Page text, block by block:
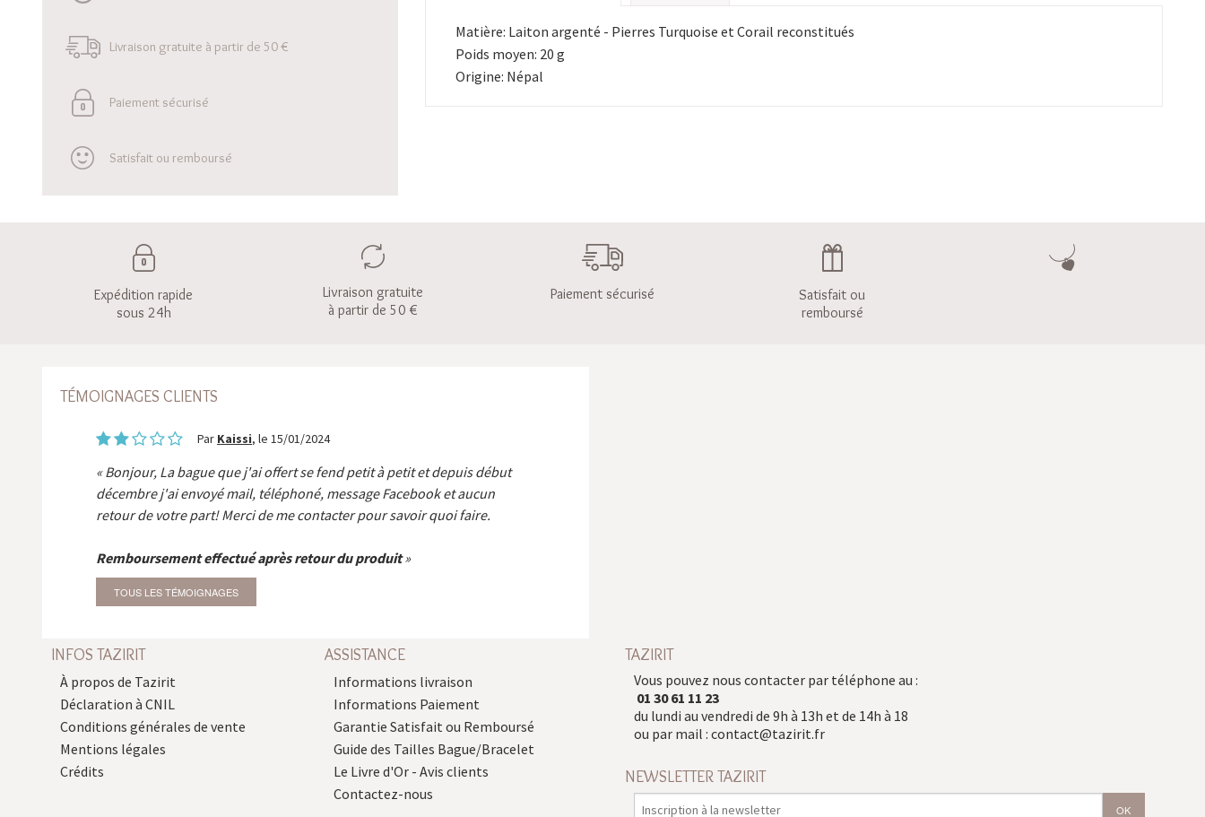
Livraison gratuite à partir de 50 €
Paiement sécurisé
Satisfait ou remboursé
Matière: Laiton argenté - Pierres Turquoise et Corail reconstitués
Poids moyen: 20 g
Origine: Népal
Expédition rapide
sous 24h
Livraison gratuite
à partir de 50 €
Paiement sécurisé
Satisfait ou
remboursé
TÉMOIGNAGES CLIENTS
Par Kaissi, le 15/01/2024
Bonjour, La bague que j'ai offert se fend petit à petit et depuis début
décembre j'ai envoyé mail, téléphoné, message Facebook et aucun
retour de votre part! Merci de me contacter pour savoir quoi faire.
Remboursement effectué après retour du produit
TOUS LES TÉMOIGNAGES
INFOS TAZIRIT
À propos de Tazirit
Déclaration à CNIL
Conditions générales de vente
Mentions légales
Crédits
ASSISTANCE
Informations livraison
Informations Paiement
Garantie Satisfait ou Remboursé
Guide des Tailles Bague/Bracelet
Le Livre d'Or - Avis clients
Contactez-nous
TAZIRIT
Vous pouvez nous contacter par téléphone au :
01 30 61 11 23
du lundi au vendredi de 9h à 13h et de 14h à 18
ou par mail : contact@tazirit.fr
NEWSLETTER TAZIRIT